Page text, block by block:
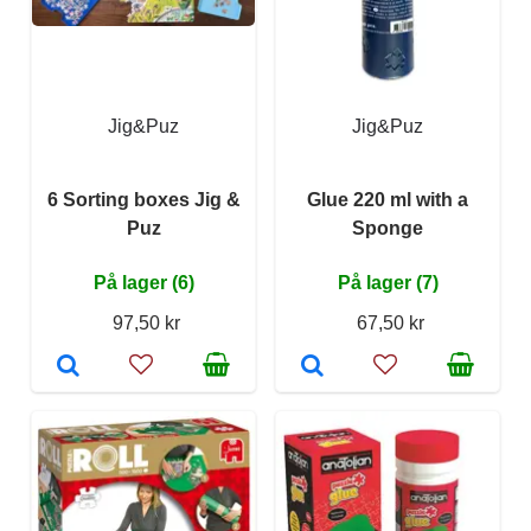
Jig&Puz
6 Sorting boxes Jig &
Puz
På lager (6)
97,50 kr
Jig&Puz
Glue 220 ml with a
Sponge
På lager (7)
67,50 kr